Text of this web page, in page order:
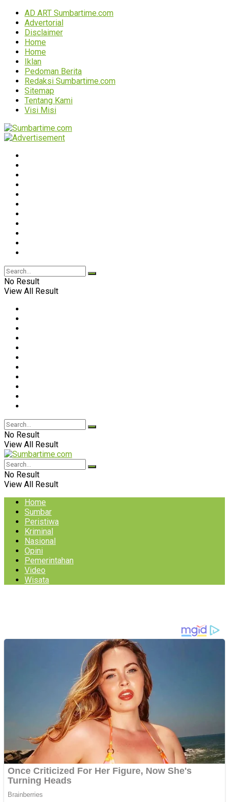
AD ART Sumbartime.com
Advertorial
Disclaimer
Home
Home
Iklan
Pedoman Berita
Redaksi Sumbartime.com
Sitemap
Tentang Kami
Visi Misi
No Result
View All Result
No Result
View All Result
No Result
View All Result
Home
Sumbar
Peristiwa
Kriminal
Nasional
Opini
Pemerintahan
Video
Wisata